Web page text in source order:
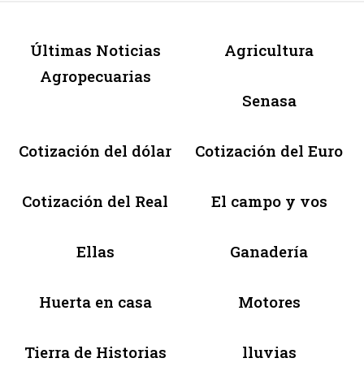
Últimas Noticias
Agropecuarias
Agricultura
Senasa
Cotización del dólar Cotización del Euro
Cotización del Real El campo y vos
Ellas Ganadería
Huerta en casa Motores
Tierra de Historias lluvias